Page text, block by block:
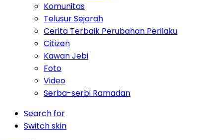
Komunitas
Telusur Sejarah
Cerita Terbaik Perubahan Perilaku
Citizen
Kawan Jebi
Foto
Video
Serba-serbi Ramadan
Search for
Switch skin